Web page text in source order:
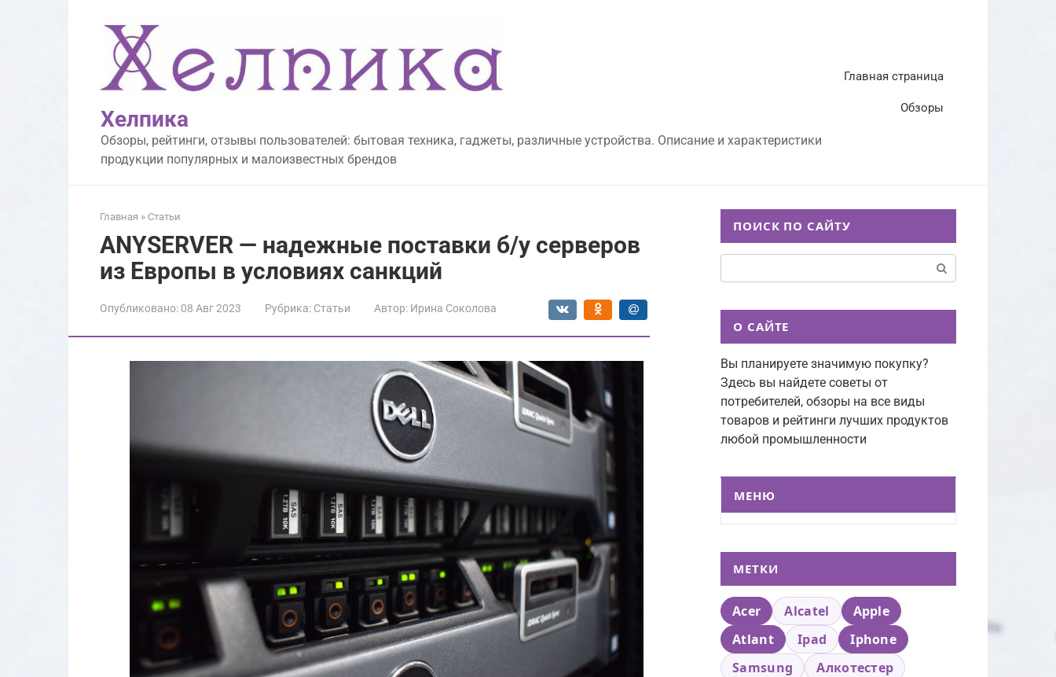
Хелпика
Обзоры, рейтинги, отзывы пользователей: бытовая техника, гаджеты, различные устройства. Описание и характеристики
продукции популярных и малоизвестных брендов
Главная страница
Обзоры
Главная » Статьи
ANYSERVER — надежные поставки б/у серверов
из Европы в условиях санкций
Опубликовано: 08 Авг 2023 Рубрика: Статьи Автор: Ирина Соколова
ПОИСК ПО САЙТУ
О САЙТЕ
Вы планируете значимую покупку?
Здесь вы найдете советы от
потребителей, обзоры на все виды
товаров и рейтинги лучших продуктов
любой промышленности
МЕНЮ
МЕТКИ
Acer Alcatel
Apple
Atlant
Ipad
Iphone
Samsung
Алкотестер